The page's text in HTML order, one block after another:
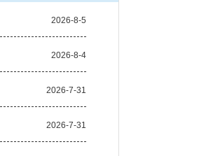
2026-8-5
2026-8-4
2026-7-31
2026-7-31